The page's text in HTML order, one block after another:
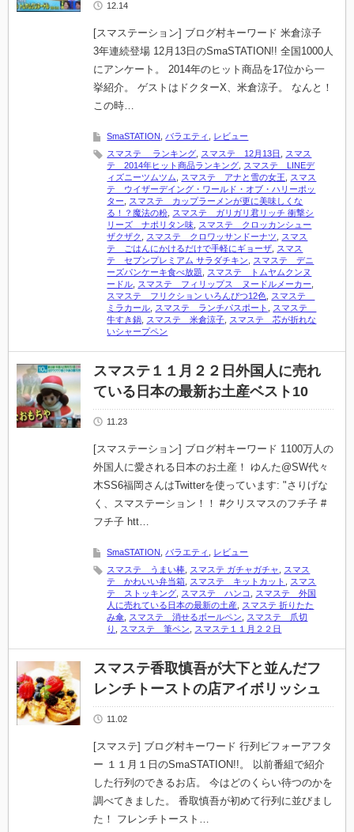
12.14
[スマステーション] ブログ村キーワード 米倉涼子
3年連続登場 12月13日のSmaSTATION!! 全国1000人
にアンケート。 2014年のヒット商品を17位から一
挙紹介。 ゲストはドクターX、米倉涼子。 なんと！
この時…
SmaSTATION バラエティ
レビュー
スマステ ランキング スマステ 12月13日
スマス
テ 2014年ヒット商品ランキング スマステ LINEデ
ィズニーツムツム
スマステ アナと雪の女王
スマス
テ ウイザーデイング・ワールド・オブ・ハリーポッ
ター
スマステ カップラーメンが更に美味しくな
る！？魔法の粉 スマステ ガリガリ君リッチ 衝撃シ
リーズ ナポリタン味 スマステ クロッカンシュー
ザクザク
スマステ クロワッサンドーナツ
スマス
テ ごはんにかけるだけで手軽にギョーザ スマス
テ セブンプレミアム サラダチキン
スマステ デニ
ーズパンケーキ食べ放題
スマステ トムヤムクンヌ
ードル スマステ フィリップス ヌードルメーカー
スマステ フリクション いろんぴつ12色
スマステ
ミラカール スマステ ランチパスポート
スマステ
牛すき鍋 スマステ 米倉涼子 スマステ 芯が折れな
いシャープペン
スマステ１１月２２日外国人に売れ
ている日本の最新お土産ベスト10
11.23
[スマステーション] ブログ村キーワード 1100万人の
外国人に愛される日本のお土産！ ゆんた@SW代々
木SS6福岡さんはTwitterを使っています: "さりげな
く、スマステーション！！ #クリスマスのフチ子 #
フチ子 htt…
SmaSTATION バラエティ
レビュー
スマステ うまい棒 スマステ ガチャガチャ
スマス
テ かわいい弁当箱 スマステ キットカット
スマス
テ ストッキング スマステ ハンコ
スマステ 外国
人に売れている日本の最新の土産 スマステ 折りたた
み傘 スマステ 消せるボールペン
スマステ 爪切
り
スマステ 筆ペン スマステ１１月２２日
スマステ香取慎吾が大下と並んだフ
レンチトーストの店アイボリッシュ
11.02
[スマステ] ブログ村キーワード 行列ビフォーアフタ
ー １１月１日のSmaSTATION!!。 以前番組で紹介
した行列のできるお店。 今はどのくらい待つのかを
調べてきました。 香取慎吾が初めて行列に並びまし
た！ フレンチトースト…